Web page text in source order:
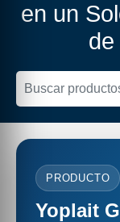
en un
PRODUCTO
Yoplait